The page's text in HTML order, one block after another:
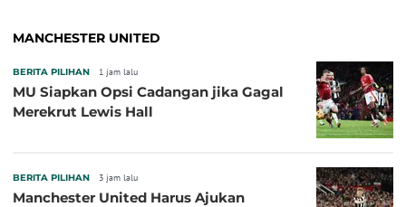
MANCHESTER UNITED
BERITA PILIHAN 1 jam lalu
MU Siapkan Opsi Cadangan jika Gagal
Merekrut Lewis Hall
BERITA PILIHAN 3 jam lalu
Manchester United Harus Ajukan